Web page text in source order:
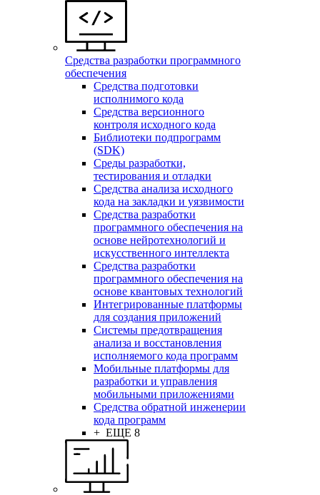
Средства разработки программного
обеспечения
Средства подготовки
исполнимого кода
Средства версионного
контроля исходного кода
Библиотеки подпрограмм
(SDK)
Среды разработки,
тестирования и отладки
Средства анализа исходного
кода на закладки и уязвимости
Средства разработки
программного обеспечения на
основе нейротехнологий и
искусственного интеллекта
Средства разработки
программного обеспечения на
основе квантовых технологий
Интегрированные платформы
для создания приложений
Системы предотвращения
анализа и восстановления
исполняемого кода программ
Мобильные платформы для
разработки и управления
мобильными приложениями
Средства обратной инженерии
кода программ
+ ЕЩЕ 8